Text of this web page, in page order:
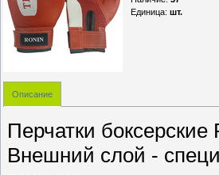
Единица: шт.
Описание
Перчатки боксерские
Внешний слой -